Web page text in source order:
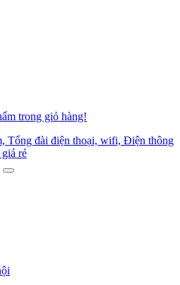
trong giỏ hàng!